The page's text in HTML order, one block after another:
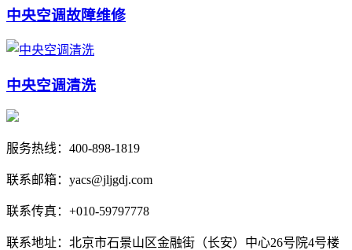
中央空调故障维修
中央空调清洗
服务热线：400-898-1819
联系邮箱：yacs@jljgdj.com
联系传真：+010-59797778
联系地址：北京市石景山区金融街（长安）中心26号院4号楼